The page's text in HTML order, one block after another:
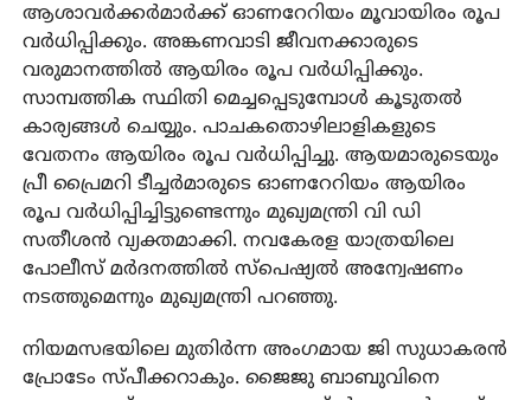
ആശാവര്‍ക്കര്‍മാര്‍ക്ക് ഓണറേറിയം മൂവായിരം രൂപ
വര്‍ധിപ്പിക്കും. അങ്കണവാടി ജീവനക്കാരുടെ
വരുമാനത്തില്‍ ആയിരം രൂപ വര്‍ധിപ്പിക്കും.
സാമ്പത്തിക സ്ഥിതി മെച്ചപ്പെടുമ്പോള്‍ കൂടുതല്‍
കാര്യങ്ങള്‍ ചെയ്യും. പാചകതൊഴിലാളികളുടെ
വേതനം ആയിരം രൂപ വര്‍ധിപ്പിച്ചു. ആയമാരുടെയും
പ്രീ പ്രൈമറി ടീച്ചര്‍മാരുടെ ഓണറേറിയം ആയിരം
രൂപ വര്‍ധിപ്പിച്ചിട്ടുണ്ടെന്നും മുഖ്യമന്ത്രി വി ഡി
സതീശന്‍ വ്യക്തമാക്കി. നവകേരള യാത്രയിലെ
പോലീസ് മര്‍ദനത്തില്‍ സ്പെഷ്യല്‍ അന്വേഷണം
നടത്തുമെന്നും മുഖ്യമന്ത്രി പറഞ്ഞു.
നിയമസഭയിലെ മുതിര്‍ന്ന അംഗമായ ജി സുധാകരന്‍
പ്രോടേം സ്പീക്കറാകും. ജൈജു ബാബുവിനെ